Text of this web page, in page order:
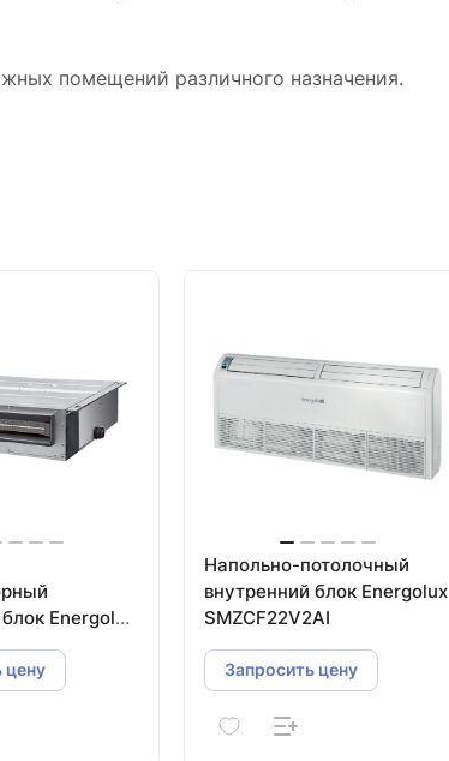
помещений различного назначения.
Energolux
цену
Напольно-потолочный
внутренний блок Energolux
SMZCF22V2AI
Запросить цену